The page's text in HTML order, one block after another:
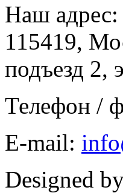
Наш адрес:
115419,
подъезд 2,
Телефон /
E-mail:
Designed